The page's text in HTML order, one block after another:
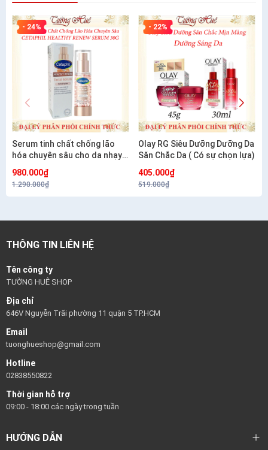
- 24%
Serum tinh chất chống lão
hóa chuyên sâu cho da nhạy
cảm CETAPHIL HEALTHY
RENEW SERUM 30G
980.000₫
1.290.000₫
- 22%
Olay RG Siêu Dưỡng Dưỡng Da
Săn Chắc Da ( Có sự chọn lựa)
405.000₫
519.000₫
THÔNG TIN LIÊN HỆ
Tên công ty
TƯỜNG HUÊ SHOP
Địa chỉ
646V Nguyễn Trãi phường 11 quận 5 TP.HCM
Email
tuonghueshop@gmail.com
Hotline
02838550822
Thời gian hỗ trợ
09:00 - 18:00 các ngày trong tuần
HƯỚNG DẪN